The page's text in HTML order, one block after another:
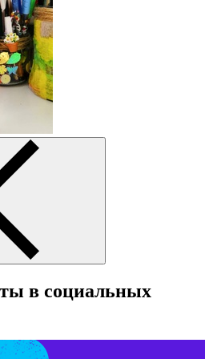
в социальных